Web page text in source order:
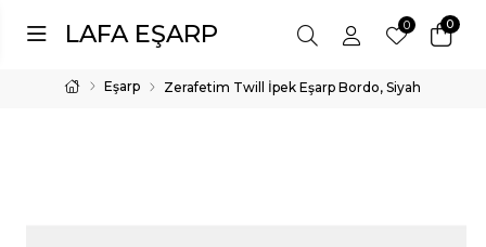
LAFA EŞARP 0
0
Eşarp Zerafetim Twill İpek Eşarp Bordo, Siyah